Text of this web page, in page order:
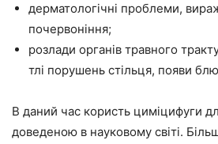
дерматологічні проблеми,
почервоніння;
розлади органів травного
тлі порушень стільця, появи
В даний час користь циміцифуги
доведеною в науковому світі.